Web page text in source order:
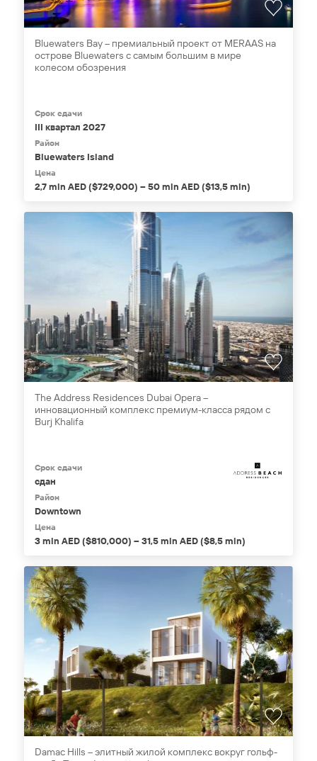
Bluewaters Bay – премиальный проект от MERAAS на
острове Bluewaters с самым большим в мире
колесом обозрения
Срок сдачи
III квартал 2027
Район
Bluewaters Island
Цена
2,7 mln AED ($729,000) – 50 mln AED ($13,5 mln)
The Address Residences Dubai Opera –
инновационный комплекс премиум-класса рядом с
Burj Khalifa
Срок сдачи
сдан
Район
Downtown
Цена
3 mln AED ($810,000) – 31,5 mln AED ($8,5 mln)
Damac Hills – элитный жилой комплекс вокруг гольф-